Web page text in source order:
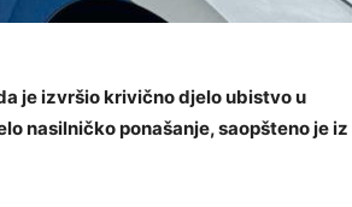
je izvršio krivično djelo ubistvo u
nasilničko ponašanje, saopšteno je iz